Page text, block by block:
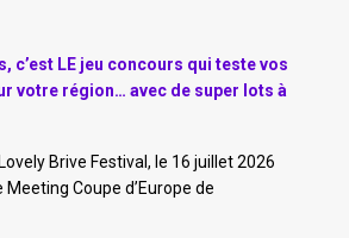
c’est LE jeu concours qui teste vos
votre région… avec de super lots à
Brive Festival, le 16 juillet 2026
Coupe d’Europe de